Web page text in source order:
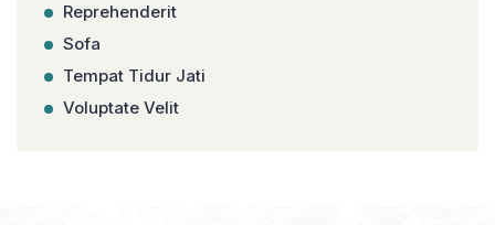
Reprehenderit
Sofa
Tempat Tidur Jati
Voluptate Velit